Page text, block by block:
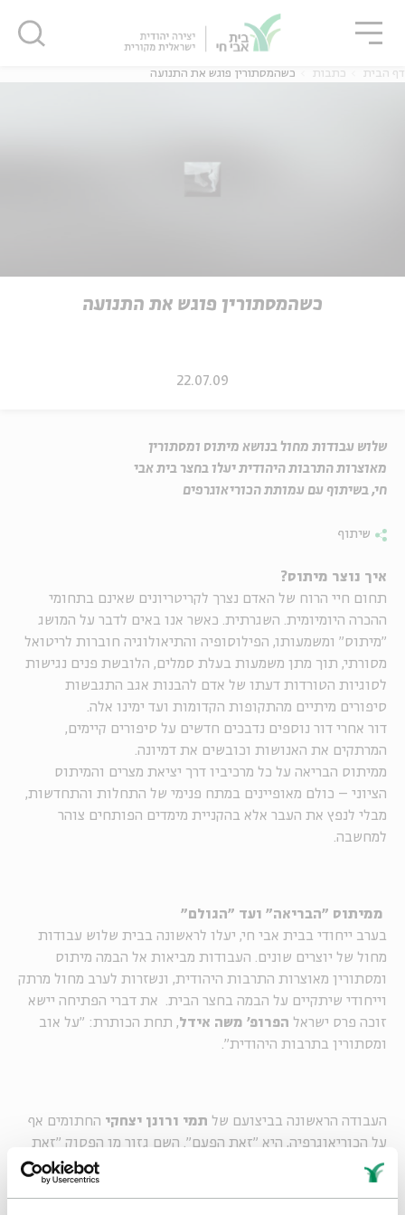
דף הבית כתבות כשהמסתורין פוגש את התנועה
כשהמסתורין פוגש את התנועה
22.07.09
שלוש עבודות מחול בנושא מיתוס ומסתורין
מאוצרות התרבות היהודית יעלו בחצר בית אבי
חי, בשיתוף עם עמותת הכוריאוגרפים
שיתוף
איך נוצר מיתוס?
תחום חיי הרוח של האדם נצרך לקריטריונים שאינם בתחומי
ההכרה היומיומית. השגרתית. כאשר אנו באים לדבר על המושג
"מיתוס" ומשמעותו, הפילוסופיה והתיאולוגיה חוברות לריטואל
מסורתי, תוך מתן משמעות בעלת סמלים, הלובשת פנים נגישות
לסוגיות הטורדות דעתו של אדם להבנות אגב התגבשות
סיפורים מיתיים מהתקופות הקדומות ועד ימינו אלה.
דור אחרי דור נוספים נדבכים חדשים על סיפורים קיימים,
המרתקים את האנושות וכובשים את דמיונה.
ממיתוס הבריאה על כל מרכיביו דרך יציאת מצרים והמיתוס
הציוני – כולם מאופיינים במתח פנימי של התחלות והתחדשות,
מבלי לנפץ את העבר אלא בהקניית מימדים הפותחים צוהר
למחשבה.
ממיתוס "הבריאה" ועד "הגולם"
בערב ייחודי בבית אבי חי, יעלו לראשונה בבית שלוש עבודות
מחול של יוצרים שונים. העבודות מביאות אל הבמה מיתוס
ומסתורין מאוצרות התרבות היהודית, ונשזרות לערב מחול מרתק
וייחודי שיתקיים על הבמה בחצר הבית. את דברי הפתיחה יישא
זוכה פרס ישראל הפרופ' משה אידל, תחת הכותרת: "על אוב
ומסתורין בתרבות היהודית".
העבודה הראשונה בביצועם של תמי ורונן יצחקי החתומים אף
על הכוריאוגרפיה, היא "זאת הפעם". השם גזור מן הפסוק "זאת
הפעם עצם מעצמי ובשר מבשרי" (בראשית ב, כג). מדובר בדואט
שנוצר בהשראת סיפור הבריאה של אדם וחוה וסיפור המשתה של
סגור